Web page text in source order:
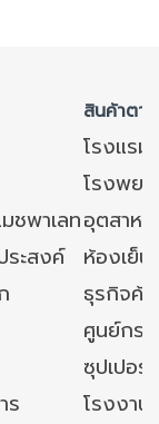
สินค้าตา
โรงแร
โรงพย
ชพาเลทอุตสาหก
ระสงค์
ห้องเย็
ธุรกิจค้
ศูนย์กร
ซุปเปอ
ร
โรงงา